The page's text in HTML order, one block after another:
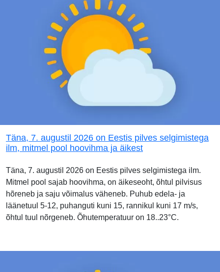
Täna, 7. augustil 2026 on Eestis pilves selgimistega
ilm, mitmel pool hoovihma ja äikest
Täna, 7. augustil 2026 on Eestis pilves selgimistega ilm.
Mitmel pool sajab hoovihma, on äikeseoht, õhtul pilvisus
hõreneb ja saju võimalus väheneb. Puhub edela- ja
läänetuul 5-12, puhanguti kuni 15, rannikul kuni 17 m/s,
õhtul tuul nõrgeneb. Õhutemperatuur on 18..23°C.